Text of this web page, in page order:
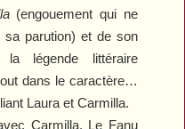
(engouement qui ne
sa parution) et de son
la légende littéraire
dans le caractère…
Laura et Carmilla.
Carmilla, Le Fanu